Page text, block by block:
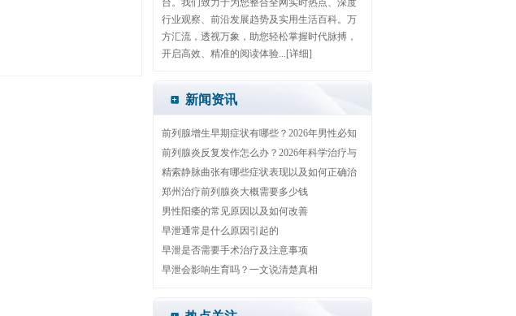
行业观察、前沿发展趋势及实用生活百科。万
方汇流，透视万象，助您轻松掌握时代脉搏，
开启高效、精准的阅读体验...
[详细]
新闻资讯
前列腺增生早期症状有哪些？2026年男性必知
自查与治疗方法
前列腺炎反复发作怎么办？2026年科学治疗与
日常护理全攻略
精索静脉曲张有哪些症状表现以及如何正确治
疗
郑州治疗前列腺炎大概需要多少钱
男性阳痿的常见原因以及如何改善
早泄通常是什么原因引起的
早泄是否需要手术治疗及注意事项
早泄会影响生育吗？一文说清楚真相